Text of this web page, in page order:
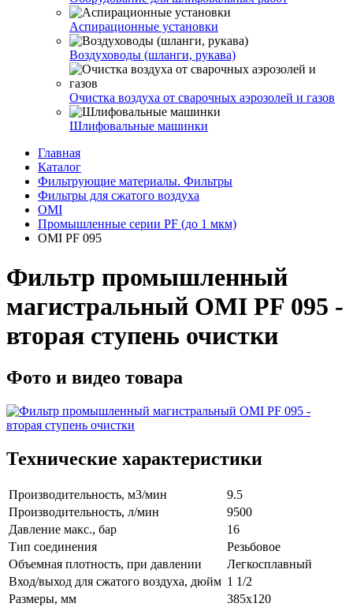
Аспирационные установки
Воздуховоды (шланги, рукава)
Очистка воздуха от сварочных аэрозолей и газов
Шлифовальные машинки
Главная
Каталог
Фильтрующие материалы. Фильтры
Фильтры для сжатого воздуха
OMI
Промышленные серии PF (до 1 мкм)
OMI PF 095
Фильтр промышленный
магистральный OMI PF 095 -
вторая ступень очистки
Фото и видео товара
Технические характеристики
Производительность, м3/мин
9.5
Производительность, л/мин
9500
Давление макс., бар
16
Тип соединения
Резьбовое
Объемная плотность, при давлении
Легкосплавный
Вход/выход для сжатого воздуха, дюйм 1 1/2
Размеры, мм
385x120